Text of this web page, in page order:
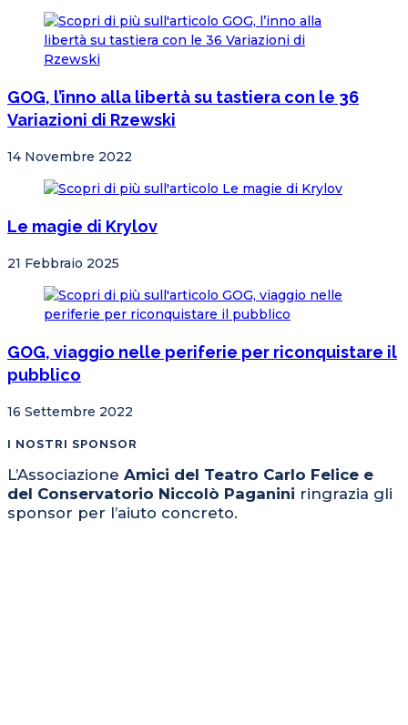
GOG, l’inno alla libertà su tastiera con le 36
Variazioni di Rzewski
14 Novembre 2022
Le magie di Krylov
21 Febbraio 2025
GOG, viaggio nelle periferie per riconquistare il
pubblico
16 Settembre 2022
I NOSTRI SPONSOR
L’Associazione Amici del Teatro Carlo Felice e
del Conservatorio Niccolò Paganini ringrazia gli
sponsor per l’aiuto concreto.